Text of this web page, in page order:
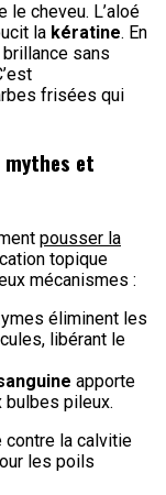
cheveu. L’aloé
la kératine. En
sans
frisées qui
et
pousser la
topique
mécanismes :
éliminent les
libérant le
apporte
bulbes pileux.
contre la calvitie
les poils